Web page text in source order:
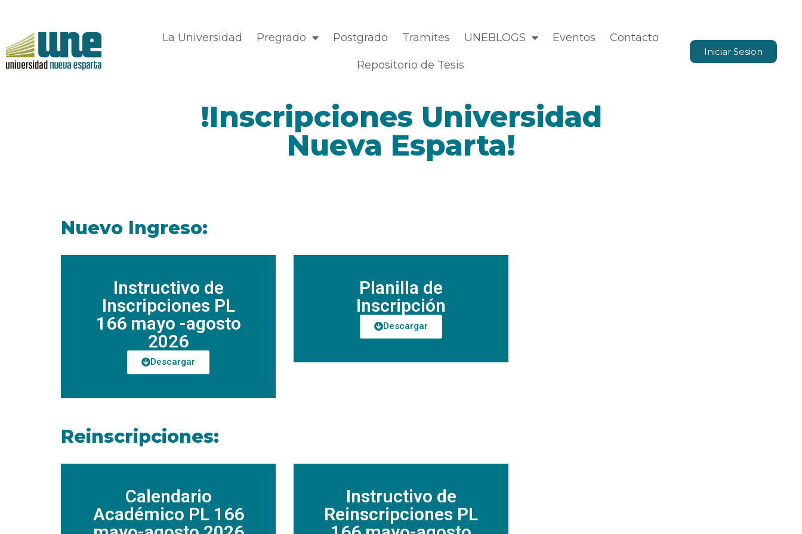
La Universidad Pregrado Postgrado Tramites UNEBLOGS Eventos Contacto
Repositorio de Tesis
Iniciar Sesion
!Inscripciones Universidad
Nueva Esparta!
Nuevo Ingreso:
Instructivo de
Inscripciones PL
166 mayo -agosto
2026
Descargar
Planilla de
Inscripción
Descargar
Reinscripciones:
Calendario
Académico PL 166
Instructivo de
Reinscripciones PL